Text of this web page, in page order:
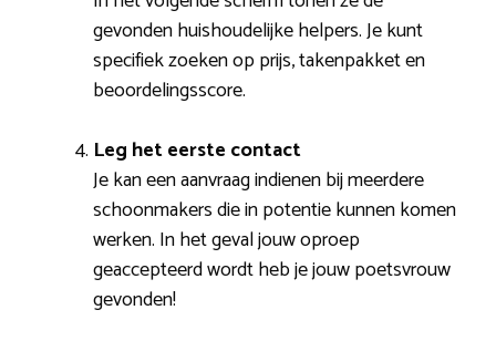
gevonden huishoudelijke helpers. Je kunt
specifiek zoeken op prijs, takenpakket en
beoordelingsscore.
Leg het eerste contact
Je kan een aanvraag indienen bij meerdere
schoonmakers die in potentie kunnen komen
werken. In het geval jouw oproep
geaccepteerd wordt heb je jouw poetsvrouw
gevonden!